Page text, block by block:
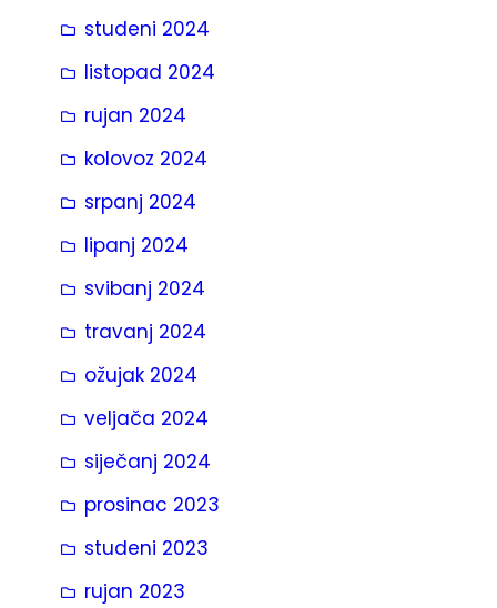
studeni 2024
listopad 2024
rujan 2024
kolovoz 2024
srpanj 2024
lipanj 2024
svibanj 2024
travanj 2024
ožujak 2024
veljača 2024
siječanj 2024
prosinac 2023
studeni 2023
rujan 2023